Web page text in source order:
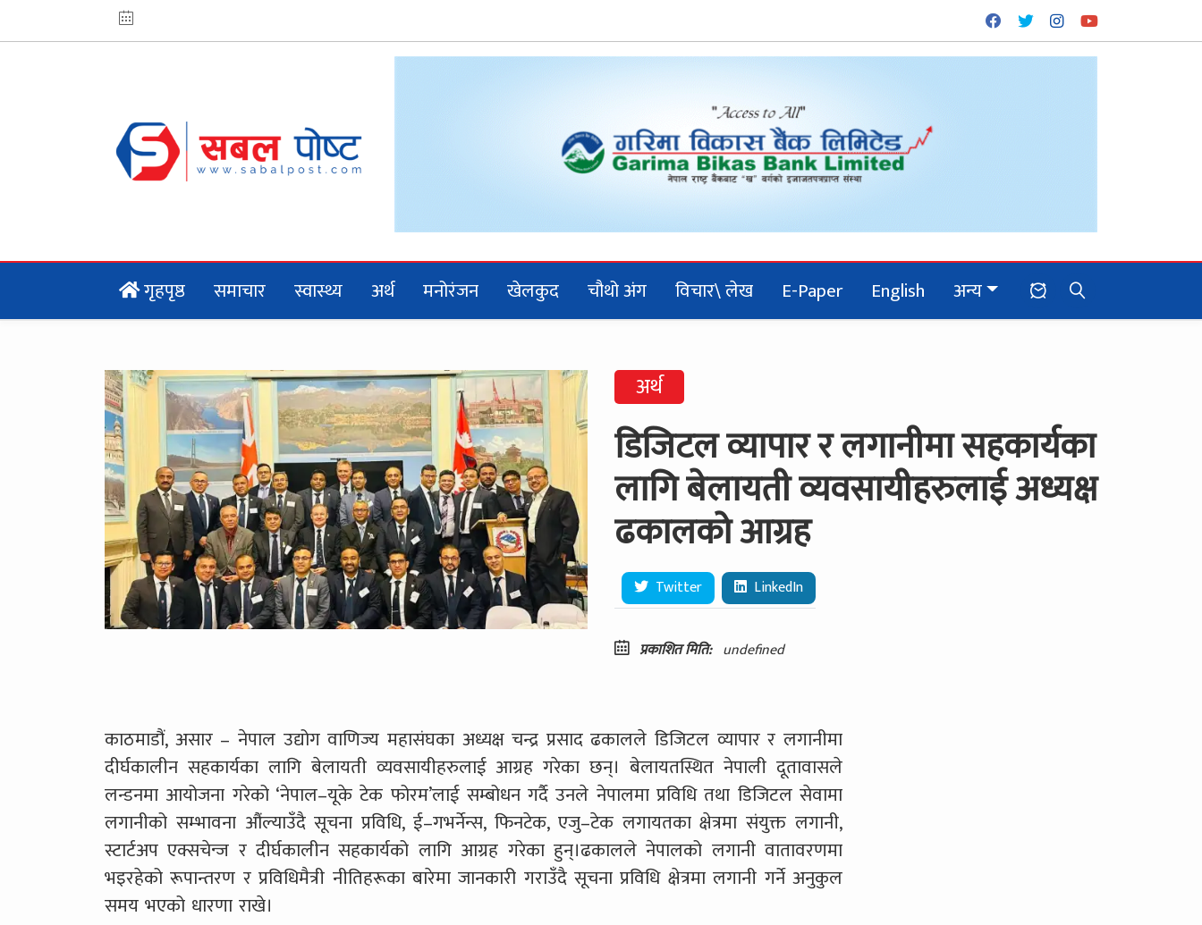
गृहपृष्ठ समाचार स्वास्थ्य अर्थ मनोरंजन खेलकुद चौथो अंग विचार\ लेख E-Paper English अन्य
अर्थ
डिजिटल व्यापार र लगानीमा सहकार्यका
लागि बेलायती व्यवसायीहरुलाई अध्यक्ष
ढकालको आग्रह
Twitter LinkedIn
प्रकाशित मिति: undefined
काठमाडौं, असार – नेपाल उद्योग वाणिज्य महासंघका अध्यक्ष चन्द्र प्रसाद ढकालले डिजिटल व्यापार र लगानीमा
दीर्घकालीन सहकार्यका लागि बेलायती व्यवसायीहरुलाई आग्रह गरेका छन्। बेलायतस्थित नेपाली दूतावासले
लन्डनमा आयोजना गरेको ‘नेपाल–यूके टेक फोरम’लाई सम्बोधन गर्दै उनले नेपालमा प्रविधि तथा डिजिटल सेवामा
लगानीको सम्भावना औंल्याउँदै सूचना प्रविधि, ई–गभर्नेन्स, फिनटेक, एजु–टेक लगायतका क्षेत्रमा संयुक्त लगानी,
स्टार्टअप एक्सचेन्ज र दीर्घकालीन सहकार्यको लागि आग्रह गरेका हुन्।ढकालले नेपालको लगानी वातावरणमा
भइरहेको रूपान्तरण र प्रविधिमैत्री नीतिहरूका बारेमा जानकारी गराउँदै सूचना प्रविधि क्षेत्रमा लगानी गर्ने अनुकुल
समय भएको धारणा राखे।